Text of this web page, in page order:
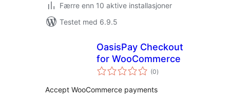
Færre enn 10 aktive installasjoner
Testet med 6.9.5
OasisPay Checkout
for WooCommerce
(0totale
vurderinger
)
Accept WooCommerce payments